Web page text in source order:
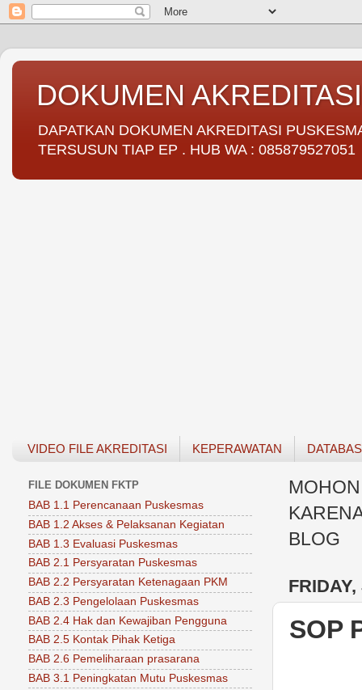
DOKUMEN
DAPATKAN DOKUMEN AKREDITASI
TERSUSUN TIAP EP . HUB WA : 085879527051
VIDEO FILE AKREDITASI KEPERAWATAN
BLOG
SOP
FILE DOKUMEN FKTP
BAB 1.1 Perencanaan Puskesmas
BAB 1.2 Akses & Pelaksanan Kegiatan
BAB 1.3 Evaluasi Puskesmas
BAB 2.1 Persyaratan Puskesmas
BAB 2.2 Persyaratan Ketenagaan PKM
BAB 2.3 Pengelolaan Puskesmas
BAB 2.4 Hak dan Kewajiban Pengguna
BAB 2.5 Kontak Pihak Ketiga
BAB 2.6 Pemeliharaan prasarana
BAB 3.1 Peningkatan Mutu Puskesmas